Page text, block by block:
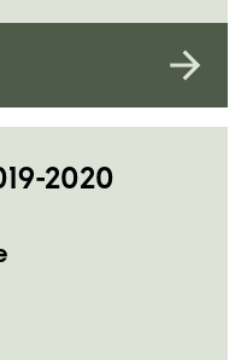
2020